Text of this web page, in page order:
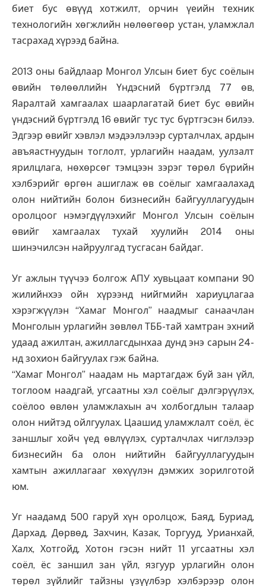
биет бус өвүүд хотжилт, орчин үеийн техник
технологийн хөгжлийн нөлөөгөөр устан, уламжлал
тасрахад хүрээд байна.
2013 оны байдлаар Монгол Улсын биет бус соёлын
өвийн төлөөллийн Үндэсний бүртгэлд 77 өв,
Яаралтай хамгаалах шаарлагатай биет бус өвийн
үндэсний бүртгэлд 16 өвийг тус тус бүртгэсэн билээ.
Эдгээр өвийг хэвлэл мэдээлэлээр сурталчлах, ардын
авъяастнуудын тоглолт, урлагийн наадам, уулзалт
ярилцлага, нөхөрсөг тэмцээн зэрэг төрөл бүрийн
хэлбэрийг өргөн ашиглаж өв соёлыг хамгаалахад
олон нийтийн болон бизнесийн байгууллагуудын
оролцоог нэмэгдүүлэхийг Монгол Улсын соёлын
өвийг хамгаалах тухай хуулийн 2014 оны
шинэчилсэн найруулгад тусгасан байдаг.
Уг ажлын түүчээ болгож АПУ хувьцаат компани 90
жилийнхээ ойн хүрээнд нийгмийн хариуцлагаа
хэрэгжүүлэн “Хамаг Монгол” наадмыг санаачлан
Монголын урлагийн зөвлөл ТББ-тай хамтран эхний
удаад ажилтан, ажиллагсдынхаа дунд энэ сарын 24-
нд зохион байгуулах гэж байна.
“Хамаг Монгол” наадам нь мартагдаж буй зан үйл,
тоглоом наадгай, угсаатны хэл соёлыг дэлгэрүүлэх,
соёлоо өвлөн уламжлахын ач холбогдлын талаар
олон нийтэд ойлгуулах. Цаашид уламжлалт соёл, ёс
заншлыг хойч үед өвлүүлэх, сурталчлах чиглэлээр
бизнесийн ба олон нийтийн байгууллагуудын
хамтын ажиллагааг хөхүүлэн дэмжих зорилготой
юм.
Уг наадамд 500 гаруй хүн оролцож, Баяд, Буриад,
Дархад, Дөрвөд, Захчин, Казак, Торгууд, Урианхай,
Халх, Хотгойд, Хотон гэсэн нийт 11 угсаатны хэл
соёл, ёс заншил зан үйл, язгуур урлагийн олон
төрөл зүйлийг тайзны үзүүлбэр хэлбэрээр олон